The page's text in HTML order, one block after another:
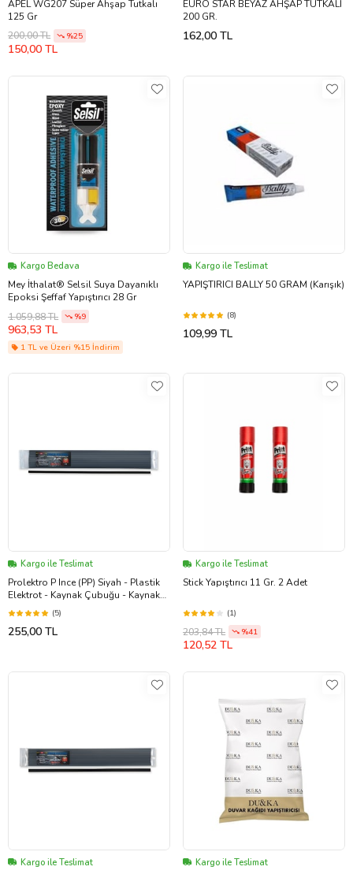
APEL WG207 Süper Ahşap Tutkalı
125 Gr
200,00 TL
%25
150,00 TL
EURO STAR BEYAZ AHŞAP TUTKALI
200 GR.
162,00 TL
Kargo Bedava
Mey İthalat® Selsil Suya Dayanıklı
Epoksi Şeffaf Yapıştırıcı 28 Gr
1.059,88 TL
%9
963,53 TL
1 TL ve Üzeri %15 İndirim
Kargo ile Teslimat
YAPIŞTIRICI BALLY 50 GRAM (Karışık)
(8)
109,99 TL
Kargo ile Teslimat
Prolektro P Ince (PP) Siyah - Plastik
Elektrot - Kaynak Çubuğu - Kaynak
Teli
(5)
255,00 TL
Kargo ile Teslimat
Stick Yapıştırıcı 11 Gr. 2 Adet
(1)
203,84 TL %41
120,52 TL
Kargo ile Teslimat Kargo ile Teslimat